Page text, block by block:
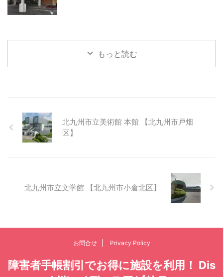
もっと読む
北九州市立美術館 本館 【北九州市戸畑
区】
北九州市立文学館 【北九州市小倉北区】
お問合せ Privacy Policy
障害者手帳割引でお得に施設を利用！ Dis